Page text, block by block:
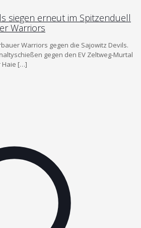
siegen erneut im Spitzenduell
Warriors
Warriors gegen die Sajowitz Devils.
gegen den EV Zeltweg-Murtal
Haie […]